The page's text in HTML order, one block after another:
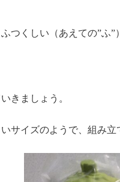
つくしい（あえての”ふ”
きましょう。
サイズのようで、組み立